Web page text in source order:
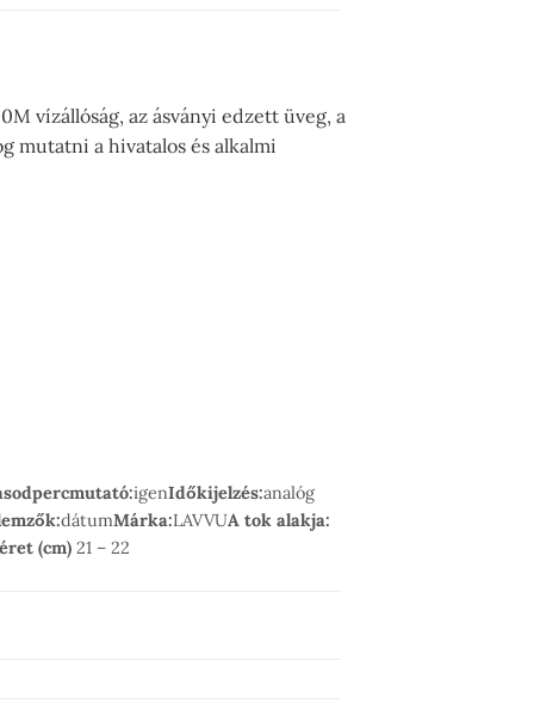
vízállóság, az ásványi edzett üveg, a
mutatni a hivatalos és alkalmi
igenIdőkijelzés:analóg
dátumMárka:LAVVUA tok alakja:
(cm) 21 – 22